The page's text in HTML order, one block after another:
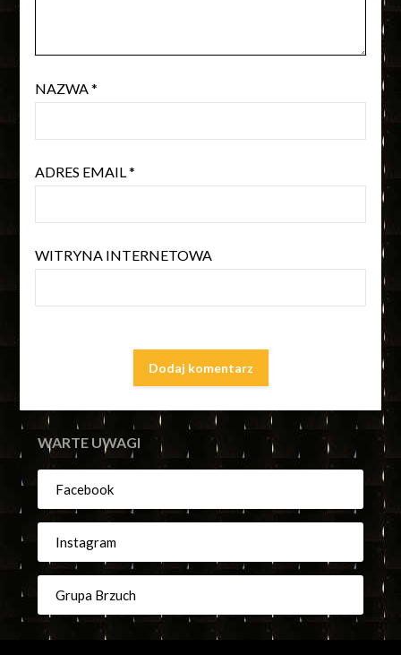
NAZWA*
ADRES EMAIL*
WITRYNA INTERNETOWA
WARTE UWAGI
Facebook
Instagram
Grupa Brzuch